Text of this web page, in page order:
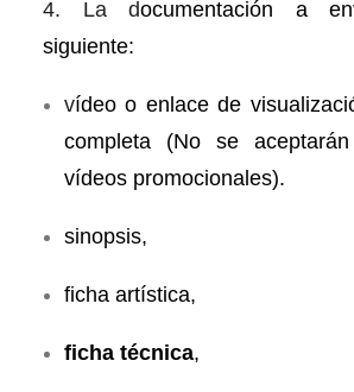
4. La documentación a
siguiente:
vídeo o enlace de
completa (No se
vídeos promocionales).
sinopsis,
ficha artística,
ficha técnica,